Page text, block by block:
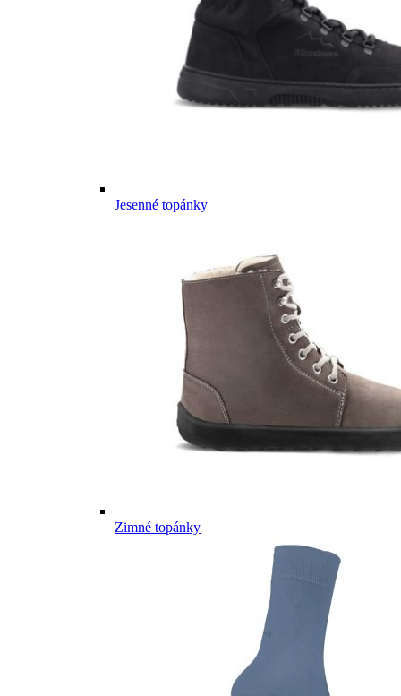
Jesenné topánky
Zimné topánky